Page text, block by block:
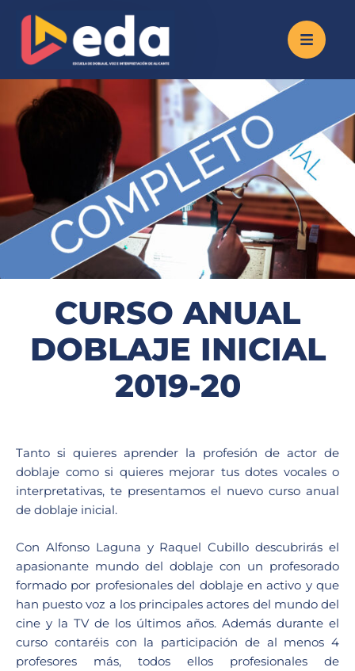
CURSO ANUAL
DOBLAJE INICIAL
2019-20
Tanto si quieres aprender la profesión de actor de
doblaje como si quieres mejorar tus dotes vocales o
interpretativas, te presentamos el nuevo curso anual
de doblaje inicial.
Con Alfonso Laguna y Raquel Cubillo descubrirás el
apasionante mundo del doblaje con un profesorado
formado por profesionales del doblaje en activo y que
han puesto voz a los principales actores del mundo del
cine y la TV de los últimos años. Además durante el
curso contaréis con la participación de al menos 4
profesores más, todos ellos profesionales de